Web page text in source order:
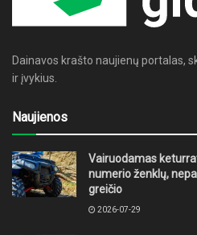
Dainavos krašto naujienų portalas,
ir įvykius.
Naujienos
Vairuodamas
numerio ženklų,
greičio
2026-07-29